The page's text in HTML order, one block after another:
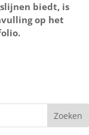
biedt, is
op het